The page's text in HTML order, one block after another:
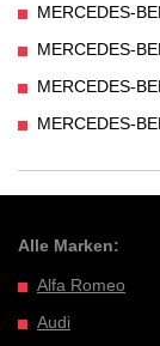
MERCEDES-
MERCEDES-
MERCEDES-
MERCEDES-
Alle Marken:
Alfa Romeo
Audi